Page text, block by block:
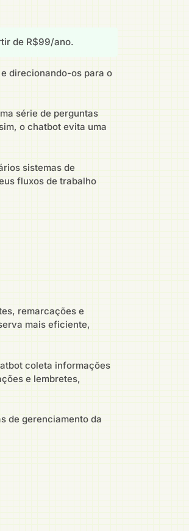
de R$99/ano.
direcionando-os para o
série de perguntas
o chatbot evita uma
sistemas de
fluxos de trabalho
remarcações e
mais eficiente,
coleta informações
e lembretes,
de gerenciamento da